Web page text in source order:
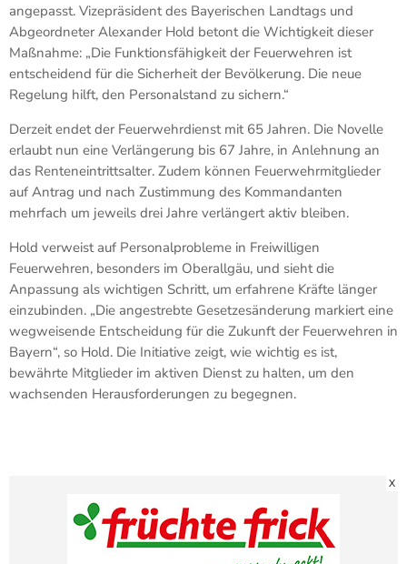
angepasst. Vizepräsident des Bayerischen Landtags und
Abgeordneter Alexander Hold betont die Wichtigkeit dieser
Maßnahme: „Die Funktionsfähigkeit der Feuerwehren ist
entscheidend für die Sicherheit der Bevölkerung. Die neue
Regelung hilft, den Personalstand zu sichern.“
Derzeit endet der Feuerwehrdienst mit 65 Jahren. Die Novelle
erlaubt nun eine Verlängerung bis 67 Jahre, in Anlehnung an
das Renteneintrittsalter. Zudem können Feuerwehrmitglieder
auf Antrag und nach Zustimmung des Kommandanten
mehrfach um jeweils drei Jahre verlängert aktiv bleiben.
Hold verweist auf Personalprobleme in Freiwilligen
Feuerwehren, besonders im Oberallgäu, und sieht die
Anpassung als wichtigen Schritt, um erfahrene Kräfte länger
einzubinden. „Die angestrebte Gesetzesänderung markiert eine
wegweisende Entscheidung für die Zukunft der Feuerwehren in
Bayern“, so Hold. Die Initiative zeigt, wie wichtig es ist,
bewährte Mitglieder im aktiven Dienst zu halten, um den
wachsenden Herausforderungen zu begegnen.
X